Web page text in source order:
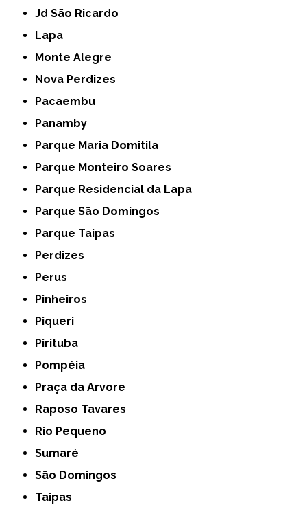
Jd São Ricardo
Lapa
Monte Alegre
Nova Perdizes
Pacaembu
Panamby
Parque Maria Domitila
Parque Monteiro Soares
Parque Residencial da Lapa
Parque São Domingos
Parque Taipas
Perdizes
Perus
Pinheiros
Piqueri
Pirituba
Pompéia
Praça da Arvore
Raposo Tavares
Rio Pequeno
Sumaré
São Domingos
Taipas